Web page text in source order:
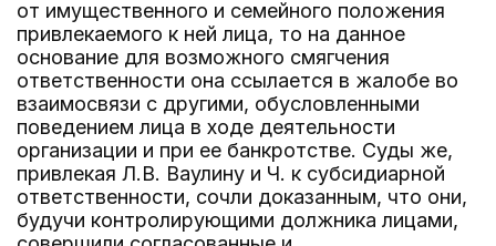
от имущественного и семейного положения
привлекаемого к ней лица, то на данное
основание для возможного смягчения
ответственности она ссылается в жалобе во
взаимосвязи с другими, обусловленными
поведением лица в ходе деятельности
организации и при ее банкротстве. Суды же,
привлекая Л.В. Ваулину и Ч. к субсидиарной
ответственности, сочли доказанным, что они,
будучи контролирующими должника лицами,